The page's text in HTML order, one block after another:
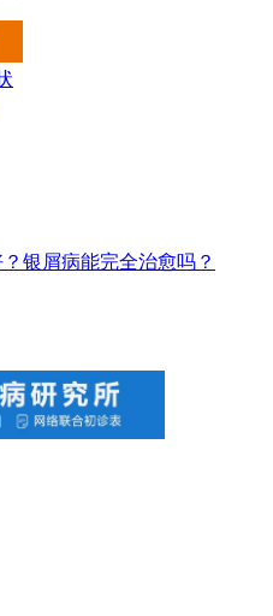
银屑病能完全治愈吗？